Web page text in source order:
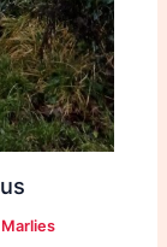
Marlies